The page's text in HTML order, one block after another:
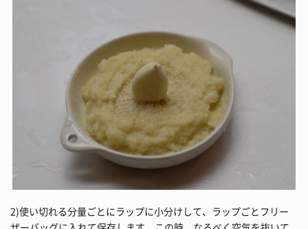
2)使い切れる分量ごとにラップに小分けして、ラップごとフリー